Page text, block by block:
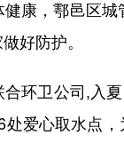
，鄠邑区城
好防护。
卫公司,入夏
爱心取水点